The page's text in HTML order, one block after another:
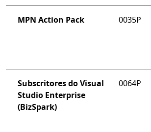
MPN Action Pack 0035P
Subscritores do Visual
Studio Enterprise
(BizSpark)
0064P